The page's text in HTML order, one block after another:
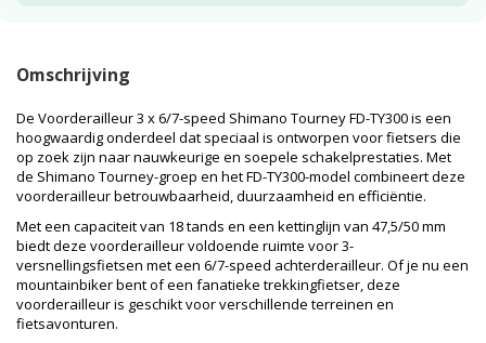
Omschrijving
De Voorderailleur 3 x 6/7-speed Shimano Tourney FD-TY300 is een
hoogwaardig onderdeel dat speciaal is ontworpen voor fietsers die
op zoek zijn naar nauwkeurige en soepele schakelprestaties. Met
de Shimano Tourney-groep en het FD-TY300-model combineert deze
voorderailleur betrouwbaarheid, duurzaamheid en efficiëntie.
Met een capaciteit van 18 tands en een kettinglijn van 47,5/50 mm
biedt deze voorderailleur voldoende ruimte voor 3-
versnellingsfietsen met een 6/7-speed achterderailleur. Of je nu een
mountainbiker bent of een fanatieke trekkingfietser, deze
voorderailleur is geschikt voor verschillende terreinen en
fietsavonturen.